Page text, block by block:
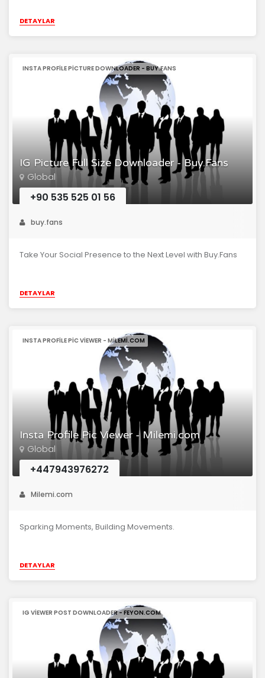
DETAYLAR
IG Picture Full Size Downloader - Buy.Fans
INSTA PROFILE PICTURE DOWNLOADER - BUY.FANS
Global
+90 535 525 01 56
buy.fans
Take Your Social Presence to the Next Level with Buy.Fans
DETAYLAR
Insta Profile Pic Viewer - Milemi.com
INSTA PROFILE PIC VIEWER - MILEMI.COM
Global
+447943976272
Milemi.com
Sparking Moments, Building Movements.
DETAYLAR
IG VIEWER POST DOWNLOADER - FEYON.COM